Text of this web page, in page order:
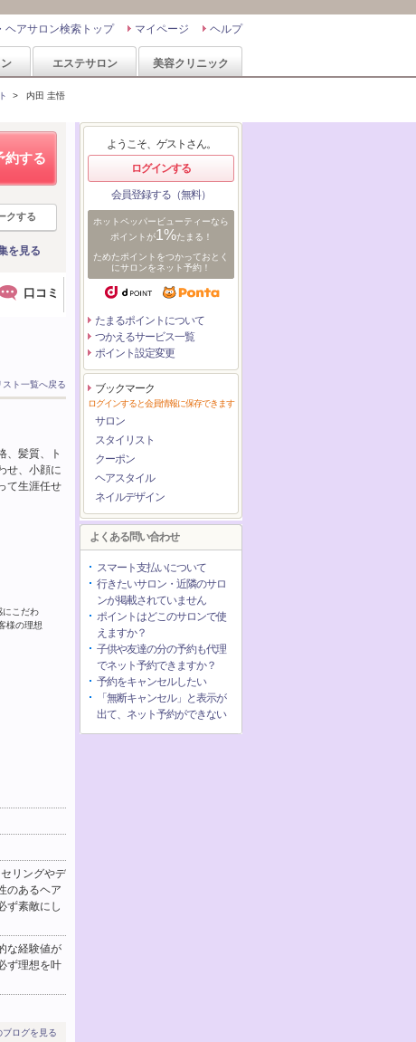
ヘルプ
マイページ
ヘアサロン検索トップ
エステサロン 美容クリニック
> 内田 圭悟
約する
クする
を見る
口コミ
スト一覧へ戻る
1
2
15 16
29 30
、髪質、ト
せ、小顔に
て生涯任せ
にこだわ
様の理想
リングやデ
のあるヘア
ず素敵にし
な経験値が
ず理想を叶
ブログを見る
ようこそ、ゲストさん。
ログインする
会員登録する（無料）
ホットペッパービューティーなら
ポイントが1%たまる！
ためたポイントをつかっておとく
にサロンをネット予約！
たまるポイントについて
つかえるサービス一覧
ポイント設定変更
ブックマーク
ログインすると会員情報に保存できます
サロン
スタイリスト
クーポン
ヘアスタイル
ネイルデザイン
よくある問い合わせ
スマート支払いについて
行きたいサロン・近隣のサロ
ンが掲載されていません
ポイントはどこのサロンで使
えますか？
子供や友達の分の予約も代理
でネット予約できますか？
予約をキャンセルしたい
「無断キャンセル」と表示が
出て、ネット予約ができない